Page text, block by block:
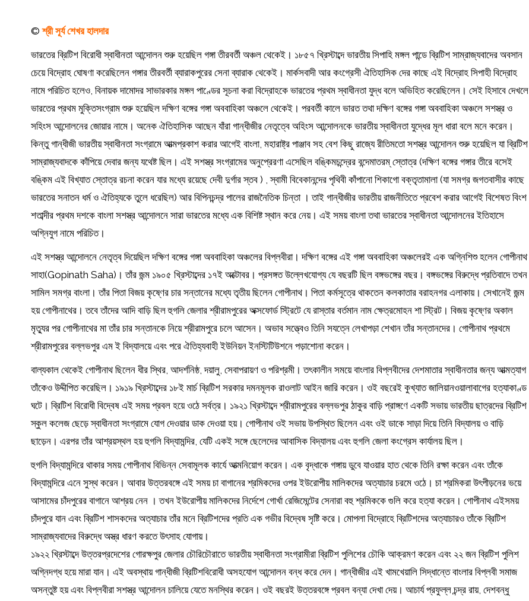
©শ্রী সূর্য শেখর হালদার
ভারতের ব্রিটিশ বিরোধী স্বাধীনতা আন্দোলন শুরু হয়েছিল গঙ্গা তীরবর্তী অঞ্চল থেকেই। ১৮৫৭ খ্রিস্টাব্দে ভারতীয় সিপাহি মঙ্গল পান্ডে ব্রিটিশ সাম্রাজ্যবাদের অবসান
চেয়ে বিদ্রোহ ঘোষণা করেছিলেন গঙ্গার তীরবর্তী ব্যারাকপুরের সেনা ব্যারাক থেকেই। মার্কসবাদী আর কংগ্রেসী ঐতিহাসিক দের কাছে এই বিদ্রোহ সিপাহী বিদ্রোহ
নামে পরিচিত হলেও, বিনায়ক দামোদর সাভারকার মঙ্গল পাণ্ডের সূচনা করা বিদ্রোহকে ভারতের প্রথম স্বাধীনতা যুদ্ধ বলে অভিহিত করেছিলেন। সেই হিসাবে দেখলে
ভারতের প্রথম মুক্তিসংগ্রাম শুরু হয়েছিল দক্ষিণ বঙ্গের গঙ্গা অববাহিকা অঞ্চলে থেকেই। পরবর্তী কালে ভারত তথা দক্ষিণ বঙ্গের গঙ্গা অববাহিকা অঞ্চলে সশস্ত্র ও
সহিংস আন্দোলনের জোয়ার নামে। অনেক ঐতিহাসিক আছেন যাঁরা গান্ধীজীর নেতৃত্বে অহিংস আন্দোলনকে ভারতীয় স্বাধীনতা যুদ্ধের মূল ধারা বলে মনে করেন।
কিন্তু গান্ধীজী ভারতীয় স্বাধীনতা সংগ্রামে আত্মপ্রকাশ করার আগেই বাংলা, মহারাষ্ট্র পাঞ্জাব সহ বেশ কিছু রাজ্যে রীতিমতো সশস্ত্র আন্দোলন শুরু হয়েছিল যা ব্রিটিশ
সাম্রাজ্যবাদকে কাঁপিয়ে দেবার জন্য যথেষ্ট ছিল। এই সশস্ত্র সংগ্রামের অনুপ্রেরণা এসেছিল বঙ্কিমচন্দ্রের বন্দেমাতরম্ স্তোত্র (দক্ষিণ বঙ্গের গঙ্গার তীরে বসেই
বঙ্কিম এই বিখ্যাত স্তোত্র রচনা করেন যার মধ্যে রয়েছে দেবী দুর্গার স্তব ) , স্বামী বিবেকানন্দের পৃথিবী কাঁপানো শিকাগো বক্তৃতামালা (যা সমগ্র জগতবাসীর কাছে
ভারতের সনাতন ধর্ম ও ঐতিহ্যকে তুলে ধরেছিল) আর বিপিনচন্দ্র পালের রাজনৈতিক চিন্তা । তাই গান্ধীজীর ভারতীয় রাজনীতিতে প্রবেশ করার আগেই বিশেষত বিংশ
শতাব্দীর প্রথম দশকে বাংলা সশস্ত্র আন্দোলনে সারা ভারতের মধ্যে এক বিশিষ্ট স্থান করে নেয়। এই সময় বাংলা তথা ভারতের স্বাধীনতা আন্দোলনের ইতিহাসে
অগ্নিযুগ নামে পরিচিত।
এই সশস্ত্র আন্দোলনে নেতৃত্ব দিয়েছিল দক্ষিণ বঙ্গের গঙ্গা অববাহিকা অঞ্চলের বিপ্লবীরা। দক্ষিণ বঙ্গের এই গঙ্গা অববাহিকা অঞ্চলেরই এক অগ্নিশিশু হলেন গোপীনাথ
সাহা(Gopinath Saha)। তাঁর জন্ম ১৯০৫ খ্রিস্টাব্দের ১৭ই অক্টোবর। প্রসঙ্গত উল্লেখযোগ্য যে বছরটি ছিল বঙ্গভঙ্গের বছর। বঙ্গভঙ্গের বিরুদ্ধে প্রতিবাদে তখন
সামিল সমগ্র বাংলা। তাঁর পিতা বিজয় কৃষ্ণের চার সন্তানের মধ্যে তৃতীয় ছিলেন গোপীনাথ। পিতা কর্মসূত্রে থাকতেন কলকাতার বরাহনগর এলাকায়। সেখানেই জন্ম
হয় গোপীনাথের। তবে তাঁদের আদি বাড়ি ছিল হুগলি জেলার শ্রীরামপুরের অক্সফোর্ড স্ট্রিটে যে রাস্তার বর্তমান নাম ক্ষেত্রমোহন শা স্ট্রিট। বিজয় কৃষ্ণের অকাল
মৃত্যুর পর গোপীনাথের মা তাঁর চার সন্তানকে নিয়ে শ্রীরামপুরে চলে আসেন। অভাব সত্ত্বেও তিনি সযত্নে লেখাপড়া শেখান তাঁর সন্তানদের। গোপীনাথ প্রথমে
শ্রীরামপুরের বল্লভপুর এম ই বিদ্যালয়ে এবং পরে ঐতিহ্যবাহী ইউনিয়ন ইনস্টিটিউশনে পড়াশোনা করেন।
বাল্যকাল থেকেই গোপীনাথ ছিলেন ধীর স্থির, আদর্শনিষ্ঠ, দয়ালু, সেবাপরায়ণ ও পরিশ্রমী। তৎকালীন সময়ে বাংলার বিপ্লবীদের দেশমাতার স্বাধীনতার জন্য আত্মত্যাগ
তাঁকেও উদ্দীপিত করেছিল। ১৯১৯ খ্রিস্টাব্দের ১৮ই মার্চ ব্রিটিশ সরকার দমনমূলক রাওলাট আইন জারি করেন। ওই বছরেই কুখ্যাত জালিয়ানওয়ালাবাগের হত্যাকাণ্ড
ঘটে। ব্রিটিশ বিরোধী বিদ্বেষ এই সময় প্রবল হয়ে ওঠে সর্বত্র। ১৯২১ খ্রিস্টাব্দে শ্রীরামপুরের বল্লভপুর ঠাকুর বাড়ি প্রাঙ্গণে একটি সভায় ভারতীয় ছাত্রদের ব্রিটিশ
স্কুল কলেজ ছেড়ে স্বাধীনতা সংগ্রামে যোগ দেওয়ার ডাক দেওয়া হয়। গোপীনাথ ওই সভায় উপস্থিত ছিলেন এবং ওই ডাকে সাড়া দিয়ে তিনি বিদ্যালয় ও বাড়ি
ছাড়েন। এরপর তাঁর আশ্রয়স্থল হয় হুগলি বিদ্যামন্দির, যেটি একই সঙ্গে ছেলেদের আবাসিক বিদ্যালয় এবং হুগলি জেলা কংগ্রেস কার্যালয় ছিল।
হুগলি বিদ্যামন্দিরে থাকার সময় গোপীনাথ বিভিন্ন সেবামূলক কার্যে আত্মনিয়োগ করেন। এক বৃদ্ধাকে গঙ্গায় ডুবে যাওয়ার হাত থেকে তিনি রক্ষা করেন এবং তাঁকে
বিদ্যামন্দিরে এনে সুস্থ করেন। আবার উত্তরবঙ্গে এই সময় চা বাগানের শ্রমিকদের ওপর ইউরোপীয় মালিকদের অত্যাচার চরমে ওঠে। চা শ্রমিকরা উৎপীড়নের ভয়ে
আসামের চাঁদপুরের বাগানে আশ্রয় নেন । তখন ইউরোপীয় মালিকদের নির্দেশে গোর্খা রেজিমেন্টের সেনারা বহু শ্রমিককে গুলি করে হত্যা করেন। গোপীনাথ এইসময়
চাঁদপুরে যান এবং ব্রিটিশ শাসকদের অত্যাচার তাঁর মনে ব্রিটিশদের প্রতি এক গভীর বিদ্বেষ সৃষ্টি করে। মোপলা বিদ্রোহে ব্রিটিশদের অত্যাচারও তাঁকে ব্রিটিশ
সাম্রাজ্যবাদের বিরুদ্ধে অস্ত্র ধারণ করতে উৎসাহ যোগায়।
১৯২২ খ্রিস্টাব্দে উত্তরপ্রদেশের গোরক্ষপুর জেলার চৌরিচৌরাতে ভারতীয় স্বাধীনতা সংগ্রামীরা ব্রিটিশ পুলিশের চৌকি আক্রমণ করেন এবং ২২ জন ব্রিটিশ পুলিশ
অগ্নিদগ্ধ হয়ে মারা যান। এই অবস্থায় গান্ধীজী ব্রিটিশবিরোধী অসহযোগ আন্দোলন বন্ধ করে দেন। গান্ধীজীর এই খামখেয়ালি সিদ্ধান্তে বাংলার বিপ্লবী সমাজ
অসন্তুষ্ট হয় এবং বিপ্লবীরা সশস্ত্র আন্দোলন চালিয়ে যেতে মনস্থির করেন। ওই বছরই উত্তরবঙ্গে প্রবল বন্যা দেখা দেয়। আচার্য প্রফুল্ল চন্দ্র রায়, দেশবন্ধু